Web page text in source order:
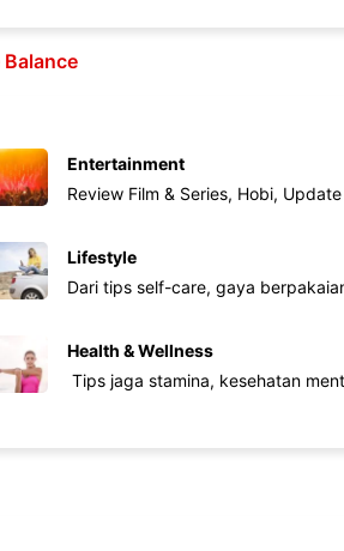
Balance
Entertainment
Review Film & Series, Hobi,
Lifestyle
Dari tips self-care, gaya
Health & Wellness
Tips jaga stamina, kesehatan